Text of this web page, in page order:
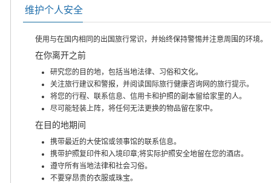
维护个人安全
使用与在国内相同的出国旅行常识，并始终保持警惕并注意周围的环境。
在你离开之前
研究您的目的地，包括当地法律、习俗和文化。
关注旅行建议和警报，并阅读国际旅行健康咨询网的旅行提示。
将您的行程、联系信息、信用卡和护照的副本留给家里的人。
尽可能轻装上阵，将任何无法更换的物品留在家中。
在目的地期间
携带最近的大使馆或领事馆的联系信息。
携带护照复印件和入境印章;将实际护照安全地留在您的酒店。
遵守所有当地法律和社会习俗。
不要穿昂贵的衣服或珠宝。